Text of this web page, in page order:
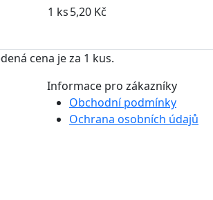
1 ks5,20 Kč
cena je za 1 kus.
Informace pro zákazníky
Obchodní podmínky
Ochrana osobních údajů